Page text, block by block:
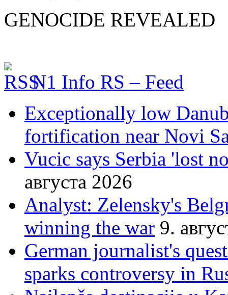
GENOCIDE REVEALED
N1 Info RS – Feed
Exceptionally low
fortification near Novi
Vucic says Serbia 'lost
августа 2026
Analyst: Zelensky's
winning the war 9.
German journalist's
sparks controversy in